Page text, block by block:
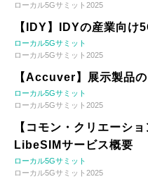
ローカル5Gサミット2025
【IDY】IDYの産業向け
ローカル5Gサミット
ローカル5Gサミット2025
【Accuver】展示製品
ローカル5Gサミット
ローカル5Gサミット2025
【コモン・クリエーシ
LibeSIMサービス概要
ローカル5Gサミット
ローカル5Gサミット2025